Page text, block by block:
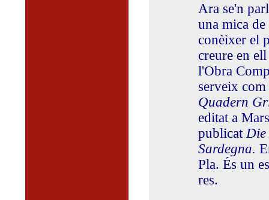
Ara se'n
una mica
conèìxer el
creure en
l'Obra
serveix
Quadern
editat a
publicatDie
Sardegna.
Pla. És un
res.